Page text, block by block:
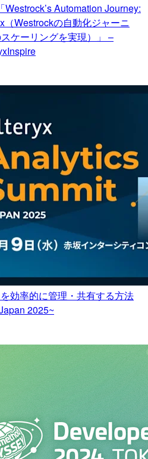
Westrock’s Automation Journey:
Westrockの自動化ジャーニ
ケーリングを実現）」 –
効率的に管理・共有する方法
2025~